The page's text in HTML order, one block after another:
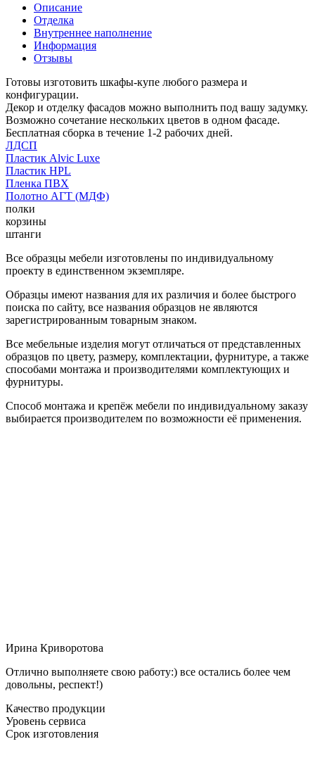
Описание
Отделка
Внутреннее наполнение
Информация
Отзывы
Готовы изготовить шкафы-купе любого размера и
конфигурации.
Декор и отделку фасадов можно выполнить под вашу задумку.
Возможно сочетание нескольких цветов в одном фасаде.
Бесплатная сборка в течение 1-2 рабочих дней.
ЛДСП
Пластик Alvic Luxe
Пластик HPL
Пленка ПВХ
Полотно АГТ (МДФ)
полки
корзины
штанги
Все образцы мебели изготовлены по индивидуальному
проекту в единственном экземпляре.
Образцы имеют названия для их различия и более быстрого
поиска по сайту, все названия образцов не являются
зарегистрированным товарным знаком.
Все мебельные изделия могут отличаться от представленных
образцов по цвету, размеру, комплектации, фурнитуре, а также
способами монтажа и производителями комплектующих и
фурнитуры.
Способ монтажа и крепёж мебели по индивидуальному заказу
выбирается производителем по возможности её применения.
Ирина Криворотова
Отлично выполняете свою работу:) все остались более чем
довольны, респект!)
Качество продукции
Уровень сервиса
Срок изготовления